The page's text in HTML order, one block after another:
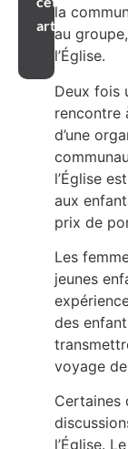
article
la
au
l’Église.
Deux fois
rencontre
d’une
l’Église
aux
prix de
Les
jeunes
des
voyage
Certaines
l’Église.